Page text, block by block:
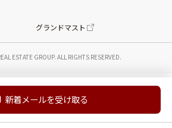
新着メールを受け取るお問い合わせ
ESTATE GROUP. ALL RIGHTS RESERVED.
グランドマスト